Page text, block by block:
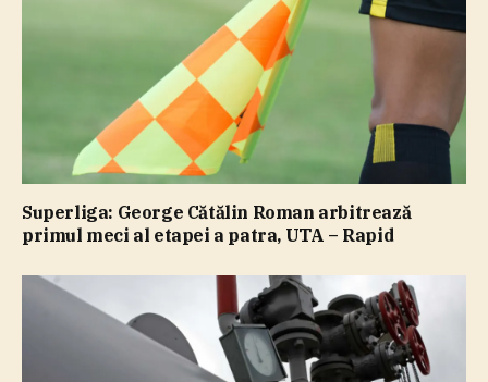
Superliga: George Cătălin Roman arbitrează
primul meci al etapei a patra, UTA – Rapid